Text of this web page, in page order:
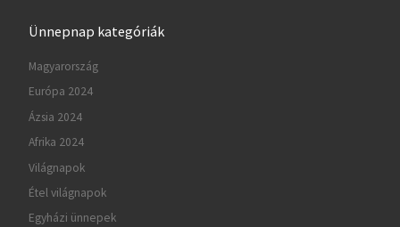
Ünnepnap kategóriák
Magyarország
Európa 2024
Ázsia 2024
Afrika 2024
Világnapok
Étel világnapok
Egyházi ünnepek